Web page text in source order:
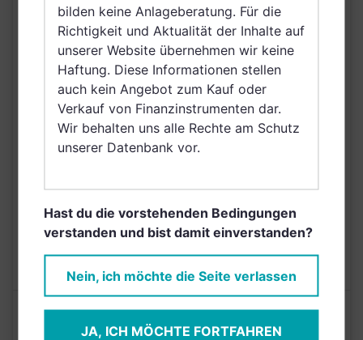
VERTRIEBSZULASSUNG
Dänemark, Hong Kong,
Ungarn, Schweden,
Irland, Belgien,
Netherlands (Kingdom
of the), Norwegen,
Vereinigte Arabische
Emirate, Singapur,
Griechenland, Brunei
Arabien
AUSGABEAUFSCHLAG 5,00%
N/A
Risikoeinstufung laut Anbieter (KID)
bilden keine Anlageberatung. Für die
Richtigkeit und Aktualität der Inhalte auf
unserer Website übernehmen wir keine
Haftung. Diese Informationen stellen
auch kein Angebot zum Kauf oder
Verkauf von Finanzinstrumenten dar.
Wir behalten uns alle Rechte am Schutz
unserer Datenbank vor.
Hast du die vorstehenden Bedingungen
verstanden und bist damit einverstanden?
Nein, ich möchte die Seite verlassen
JA, ICH MÖCHTE FORTFAHREN